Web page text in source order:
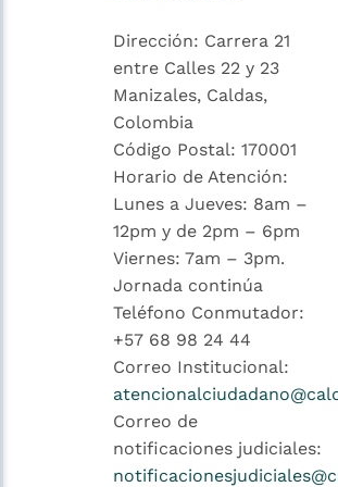
Dirección: Carrera 21
entre Calles 22 y 23
Manizales, Caldas,
Colombia
Código Postal: 170001
Horario de Atención:
Lunes a Jueves: 8am –
12pm y de 2pm – 6pm
Viernes: 7am – 3pm.
Jornada continúa
Teléfono Conmutador:
+57 68 98 24 44
Correo Institucional:
Correo de
notificaciones judiciales: